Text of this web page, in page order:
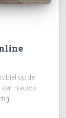
op de
een nieuwe